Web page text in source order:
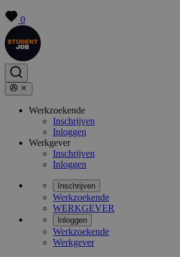
0
Werkzoekende
Inschrijven
Inloggen
Werkgever
Inschrijven
Inloggen
Inschrijven
Werkzoekende
WERKGEVER
Inloggen
Werkzoekende
Werkgever